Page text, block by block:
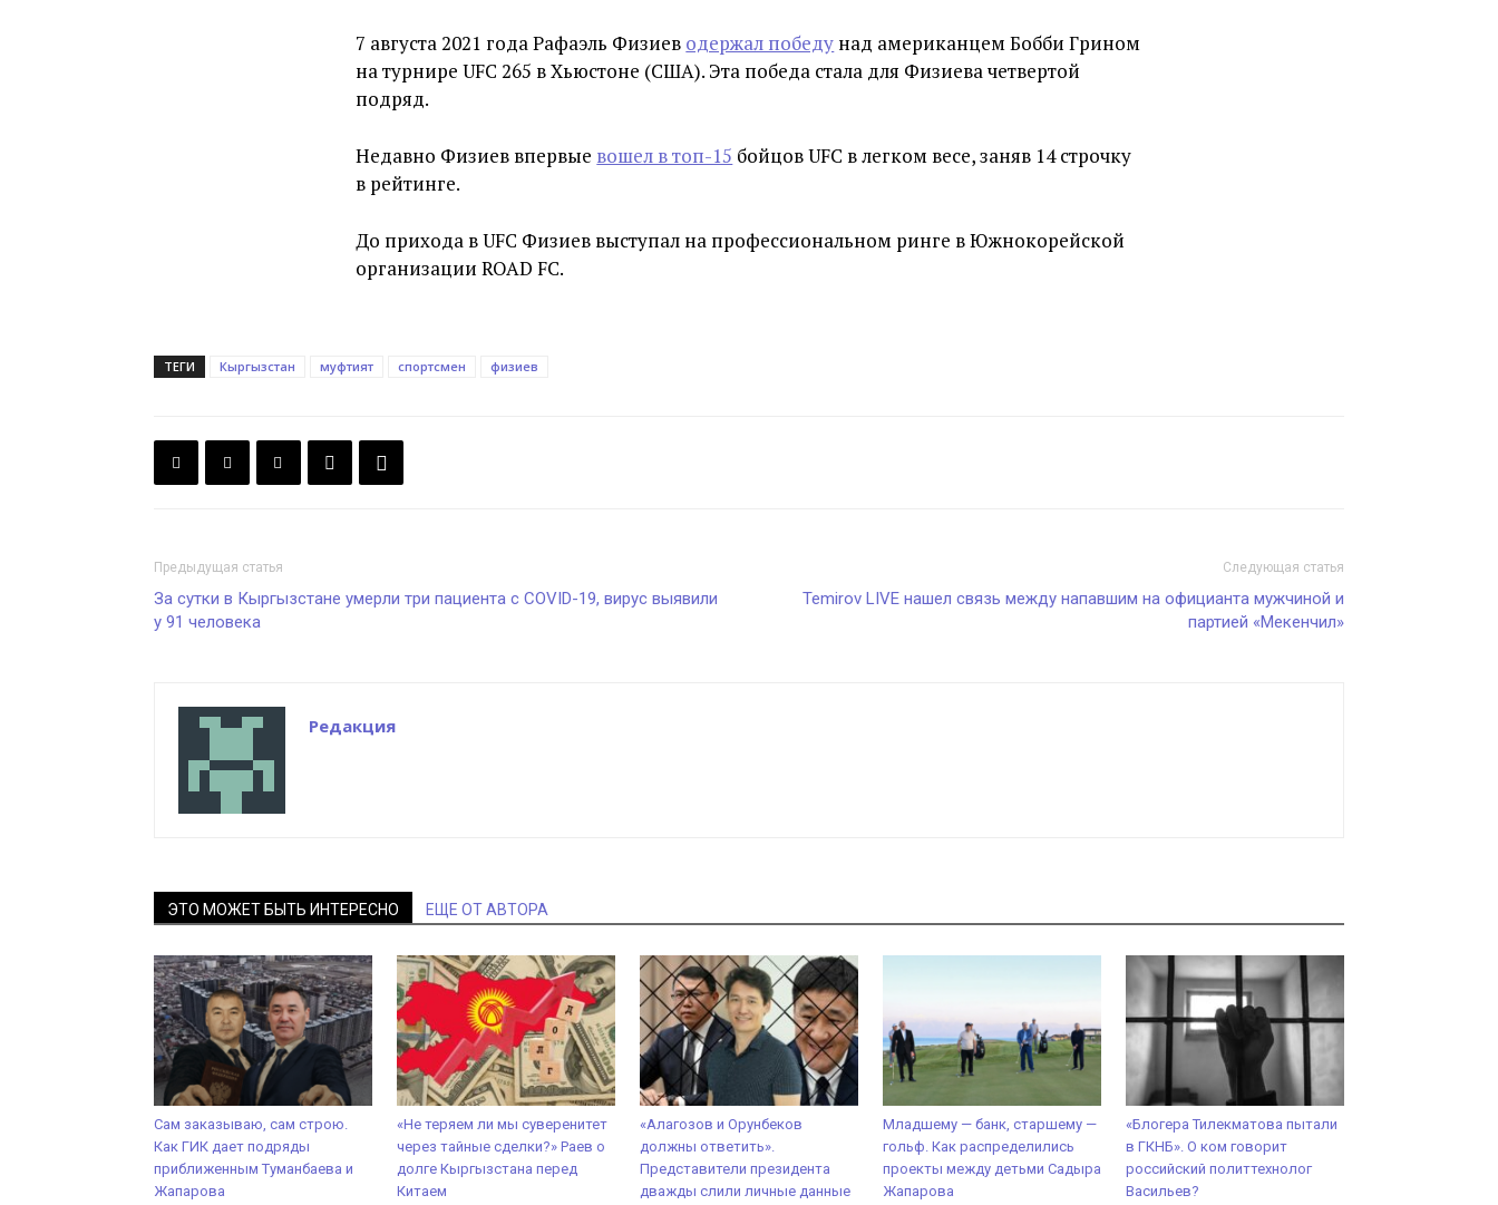
7 августа 2021 года Рафаэль Физиев одержал победу над американцем Бобби Грином
на турнире UFC 265 в Хьюстоне (США). Эта победа стала для Физиева четвертой
подряд.
Недавно Физиев впервые вошел в топ-15 бойцов UFC в легком весе, заняв 14 строчку
в рейтинге.
До прихода в UFC Физиев выступал на профессиональном ринге в Южнокорейской
организации ROAD FC.
ТЕГИ Кыргызстан муфтият спортсмен физиев
Предыдущая статья
За сутки в Кыргызстане умерли три пациента с COVID-19, вирус выявили
у 91 человека
Следующая статья
Temirov LIVE нашел связь между напавшим на официанта мужчиной и
партией «Мекенчил»
Редакция
ЭТО МОЖЕТ БЫТЬ ИНТЕРЕСНО ЕЩЕ ОТ АВТОРА
Сам заказываю, сам строю.
Как ГИК дает подряды
приближенным Туманбаева и
Жапарова
«Не теряем ли мы суверенитет
через тайные сделки?» Раев о
долге Кыргызстана перед
Китаем
«Алагозов и Орунбеков
должны ответить».
Представители президента
дважды слили личные данные
Младшему — банк, старшему —
гольф. Как распределились
проекты между детьми Садыра
Жапарова
«Блогера Тилекматова пытали
в ГКНБ». О ком говорит
российский политтехнолог
Васильев?